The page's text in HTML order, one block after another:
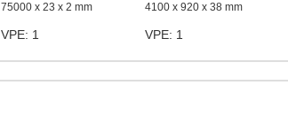
75000 x 23 x 2 mm
VPE: 1
4100 x 920 x 38 mm
VPE: 1